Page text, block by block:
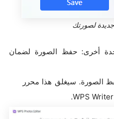
لصورتك
أخرى: حفظ الصورة لضمان
الصورة. سيغلق هذا محرر